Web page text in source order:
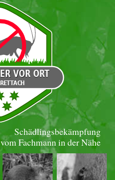
Schädlingsbekämpfung
vom Fachmann in der Nähe